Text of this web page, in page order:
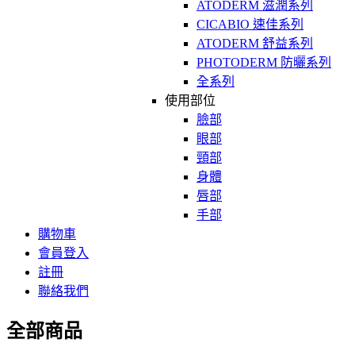
ATODERM 滋潤系列
CICABIO 速佳系列
ATODERM 舒益系列
PHOTODERM 防曬系列
全系列
使用部位
臉部
眼部
頸部
身體
唇部
手部
購物車
會員登入
註冊
聯絡我們
全部商品